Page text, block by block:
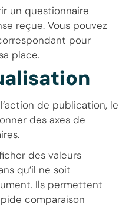
un questionnaire
reçue. Vous pouvez
pour
place.
de publication, le
des axes de
des valeurs
qu’il ne soit
Ils permettent
comparaison